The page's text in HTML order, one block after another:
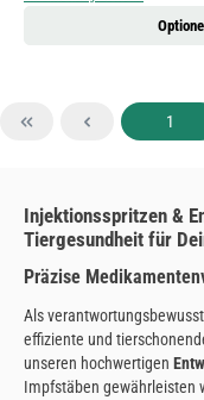
Seite
1
Injektionsspritzen &
Tiergesundheit für
Präzise
Als
effiziente und
unseren hochwertigen
Impfstäben gewährleisten